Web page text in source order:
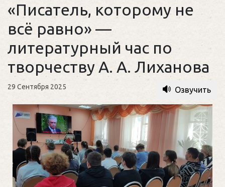
«Писатель, которому не
всё равно» —
литературный час по
творчеству А. А. Лиханова
29 Сентября 2025 Озвучить